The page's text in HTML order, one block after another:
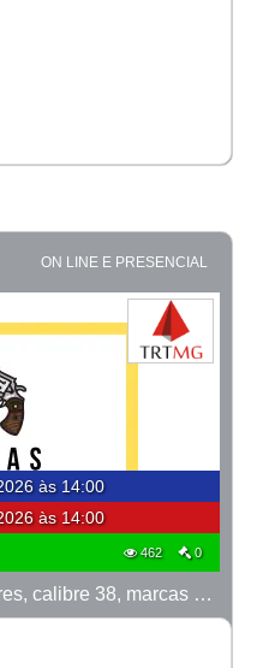
ON LINE E PRESENCIAL
às 14:00
às 14:00
462 0
LOTE 03 - 30 (trinta) revólveres, calibre 38, marcas Taurus e Rossi